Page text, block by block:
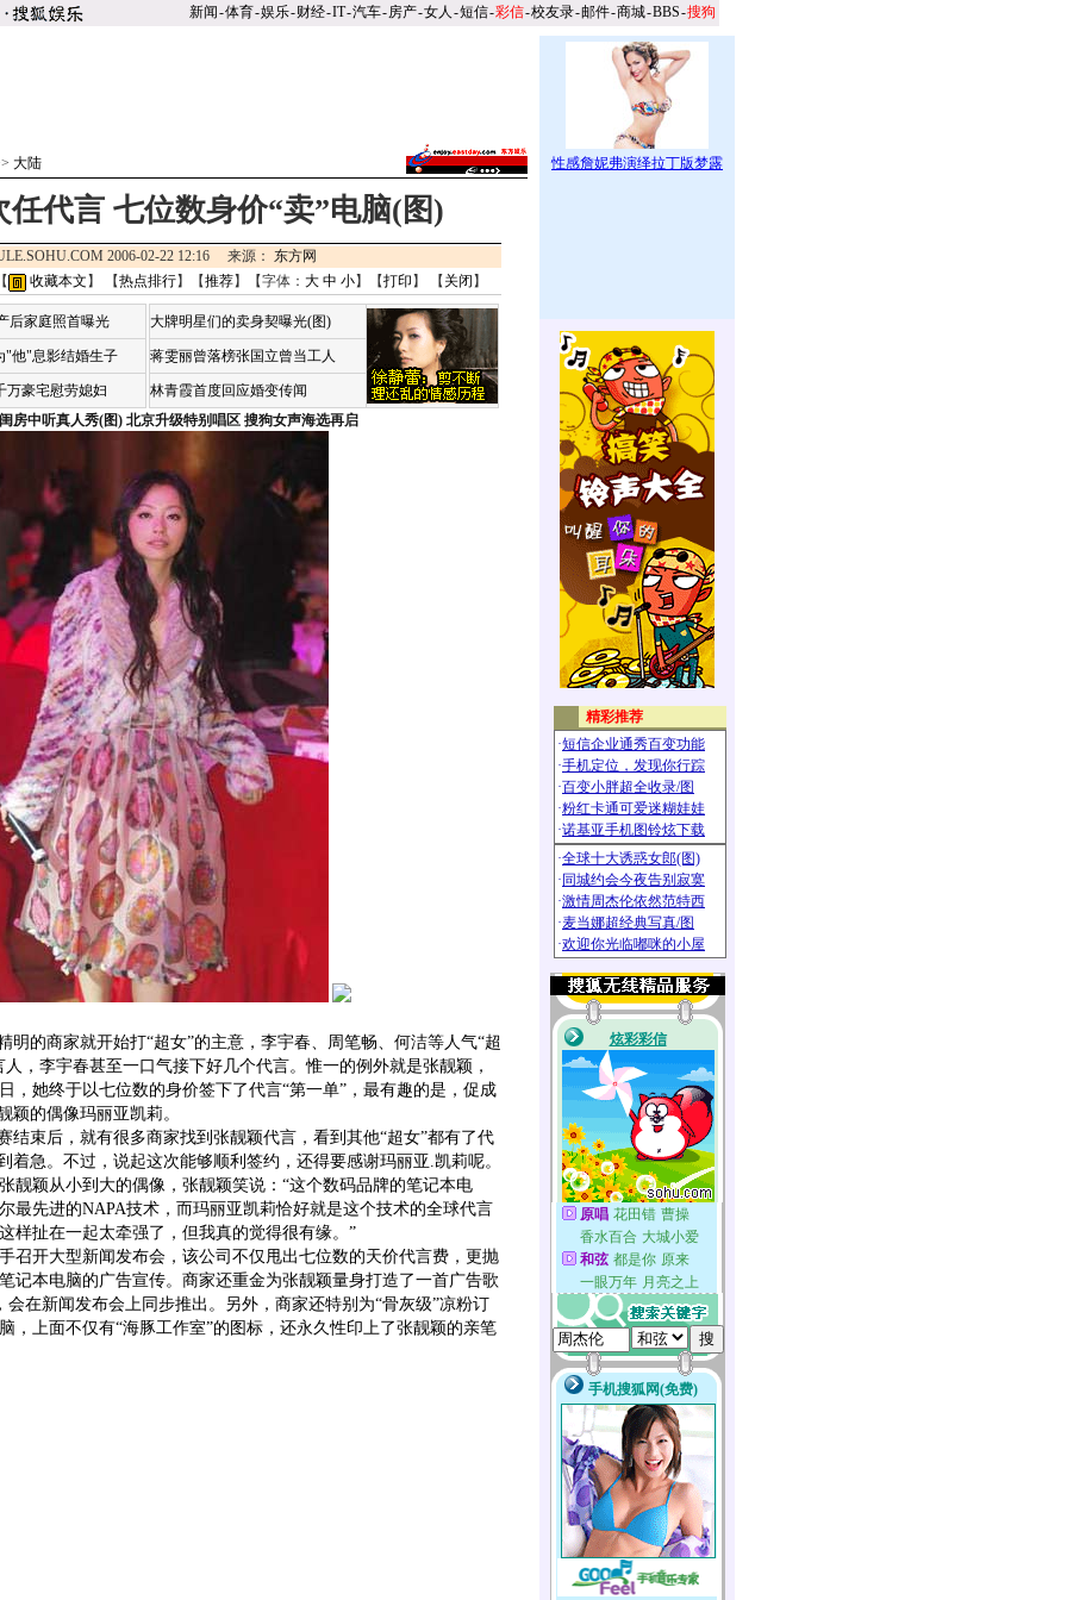
新闻-体育-娱乐-财经-IT-汽车-房产-女人 -短信-彩信-校友录-邮件-商城-BBS-搜狗
大陆
任代言 七位数身价“卖”电脑(图)
2006-02-22 12:16 来源： 东方网
收藏本文 】 【热点排行】【推荐】【字体： 大 中 小】【打印 】 【 关闭 】
后家庭照首曝光
"他"息影结婚生子
万豪宅慰劳媳妇
大牌明星们的卖身契曝光(图)
蒋雯丽曾落榜张国立曾当工人
林青霞首度回应婚变传闻
房中听真人秀(图) 北京升级特别唱区 搜狗女声海选再启
商家就开始打“超女”的主意，李宇春、周笔畅、何洁等人气“超
，李宇春甚至一口气接下好几个代言。惟一的例外就是张靓颖，
，她终于以七位数的身价签下了代言“第一单”，最有趣的是，促成
颖的偶像玛丽亚凯莉。
束后，就有很多商家找到张靓颖代言，看到其他“超女”都有了代
着急。不过，说起这次能够顺利签约，还得要感谢玛丽亚.凯莉呢。
靓颖从小到大的偶像，张靓颖笑说：“这个数码品牌的笔记本电
最先进的NAPA技术，而玛丽亚凯莉恰好就是这个技术的全球代言
样扯在一起太牵强了，但我真的觉得很有缘。”
开大型新闻发布会，该公司不仅甩出七位数的天价代言费，更抛
记本电脑的广告宣传。商家还重金为张靓颖量身打造了一首广告歌
在新闻发布会上同步推出。另外，商家还特别为“骨灰级”凉粉订
，上面不仅有“海豚工作室”的图标，还永久性印上了张靓颖的亲笔